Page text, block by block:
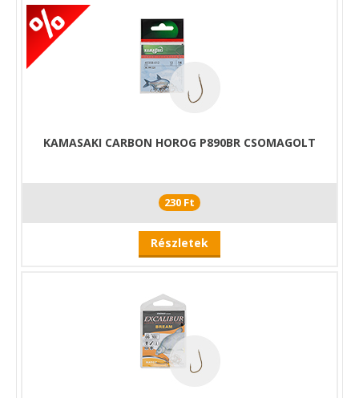
KAMASAKI CARBON HOROG P890BR CSOMAGOLT
230 Ft
Részletek